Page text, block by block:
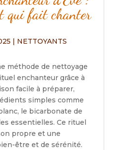
qui fait chanter
| NETTOYANTS
méthode de nettoyage
enchanteur grâce à
facile à préparer,
simples comme
le bicarbonate de
essentielles. Ce rituel
propre et une
être et de sérénité.